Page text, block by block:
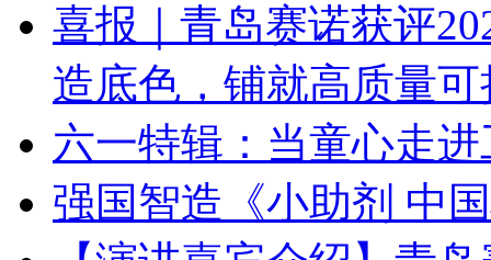
喜报｜青岛赛诺获评
造底色，铺就高质量
六一特辑：当童心走
强国智造《小助剂 中